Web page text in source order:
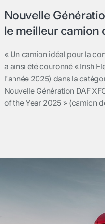
Nouvelle
le meilleur camion
« Un camion idéal pour la
a ainsi été couronné « Irish
l'année 2025) dans la
Nouvelle Génération DAF
of the Year 2025 » (camion